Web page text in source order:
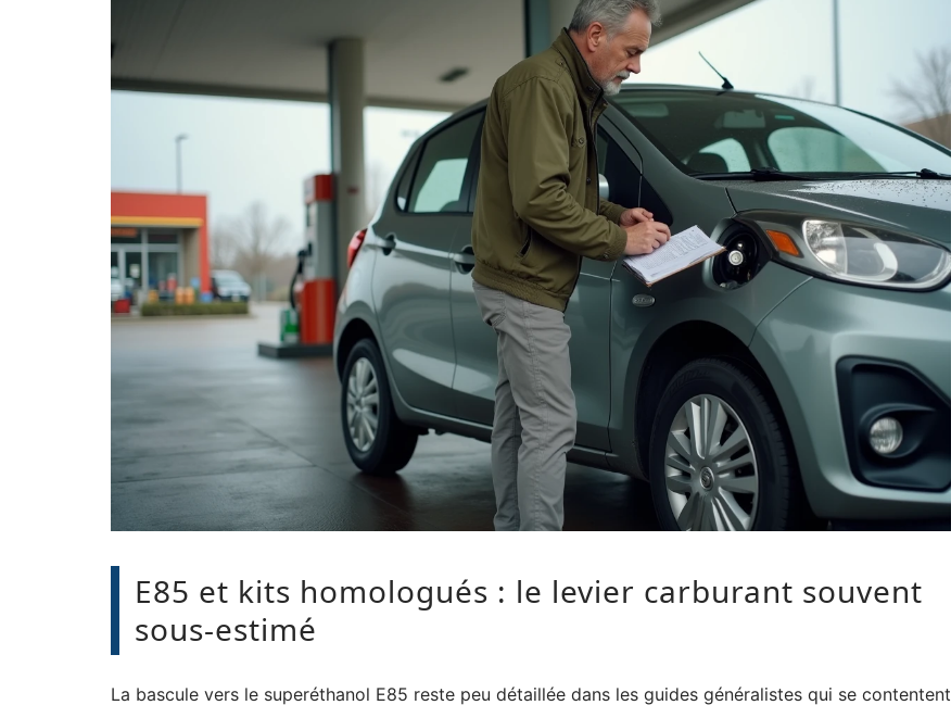
E85 et kits homologués : le levier carburant souvent
sous-estimé
La bascule vers le superéthanol E85 reste peu détaillée dans les guides généralistes qui se contentent